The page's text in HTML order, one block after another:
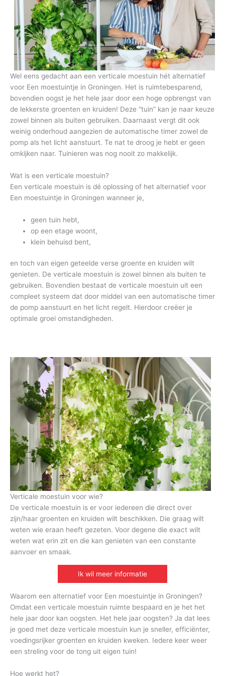
Wel eens gedacht aan een verticale moestuin hét alternatief
voor Een moestuintje in Groningen. Het is ruimtebesparend,
bovendien oogst je het hele jaar door een hoge opbrengst van
de lekkerste groenten en kruiden! Deze “tuin” kan je naar keuze
zowel binnen als buiten gebruiken. Daarnaast vergt dit ook
weinig onderhoud aangezien de automatische timer zowel de
pomp als het licht aanstuurt. Te nat te droog je hebt er geen
omkijken naar. Tuinieren was nog nooit zo makkelijk.
Wat is een verticale moestuin?
Een verticale moestuin is dé oplossing of het alternatief voor
Een moestuintje in Groningen wanneer je,
geen tuin hebt,
op een etage woont,
klein behuisd bent,
en toch van eigen geteelde verse groente en kruiden wilt
genieten. De verticale moestuin is zowel binnen als buiten te
gebruiken. Bovendien bestaat de verticale moestuin uit een
compleet systeem dat door middel van een automatische timer
de pomp aanstuurt en het licht regelt. Hierdoor creëer je
optimale groei omstandigheden.
Verticale moestuin voor wie?
De verticale moestuin is er voor iedereen die direct over
zijn/haar groenten en kruiden wilt beschikken. Die graag wilt
weten wie eraan heeft gezeten. Voor degene die exact wilt
weten wat erin zit en die kan genieten van een constante
aanvoer en smaak.
Ik wil meer informatie
Waarom een alternatief voor Een moestuintje in Groningen?
Omdat een verticale moestuin ruimte bespaard en je het het
hele jaar door kan oogsten. Het hele jaar oogsten? Ja dat lees
je goed met deze verticale moestuin kun je sneller, efficiënter,
voedingsrijker groenten en kruiden kweken. Iedere keer weer
een streling voor de tong uit eigen tuin!
Hoe werkt het?